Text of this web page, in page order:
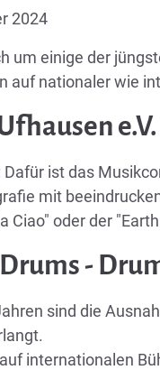
2024
um einige der
auf nationaler wie
e.V.
ist das
mit
Ciao" oder der
-
sind die
internationalen